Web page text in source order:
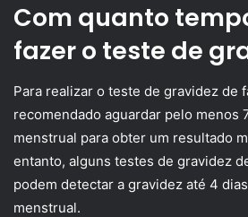
Com quanto
fazer o teste de
Para realizar o teste de gravidez de
recomendado aguardar pelo menos
menstrual para obter um resultado
entanto, alguns testes de gravidez
podem detectar a gravidez até 4
menstrual.